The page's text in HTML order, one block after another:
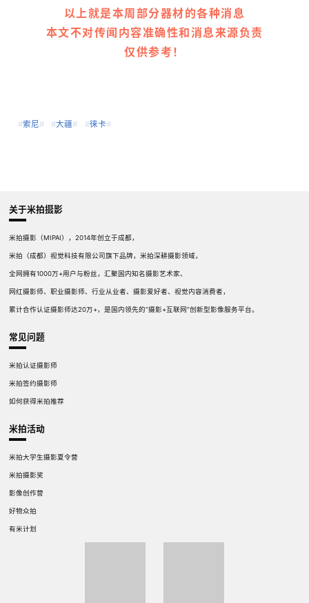
以上就是本周部分器材的各种消息
本文不对传闻内容准确性和消息来源负责
仅供参考！
#索尼# #大疆# #徕卡#
关于米拍摄影
米拍摄影（MIPAI），2014年创立于成都，
米拍（成都）视觉科技有限公司旗下品牌，米拍深耕摄影领域，
全网拥有1000万+用户与粉丝，汇聚国内知名摄影艺术家、
网红摄影师、职业摄影师、行业从业者、摄影爱好者、视觉内容消费者，
累计合作认证摄影师达20万+，是国内领先的“摄影+互联网”创新型影像服务平台。
常见问题
米拍认证摄影师
米拍签约摄影师
如何获得米拍推荐
米拍活动
米拍大学生摄影夏令营
米拍摄影奖
影像创作营
好物众拍
有米计划